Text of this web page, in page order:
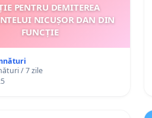
PENTRU DEMITEREA
NICUȘOR DAN DIN
FUNCȚIE
/ 7 zile